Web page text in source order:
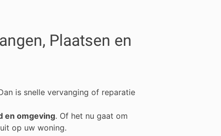
Plaatsen en
is snelle vervanging of reparatie
en omgeving. Of het nu gaat om
op uw woning.